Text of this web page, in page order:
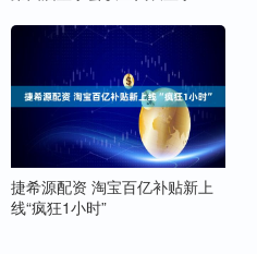
捷希源配资 淘宝百亿补贴新上
线“疯狂1小时”